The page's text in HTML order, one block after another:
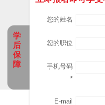
学
后
保
障
您的姓名
您的职位
手机号码
*
E-mail